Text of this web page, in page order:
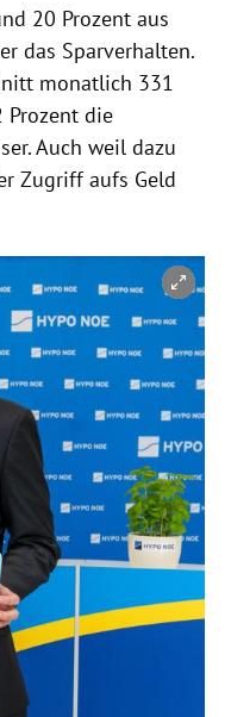
20 Prozent aus
das Sparverhalten.
monatlich 331
Prozent die
Auch weil dazu
Zugriff aufs Geld